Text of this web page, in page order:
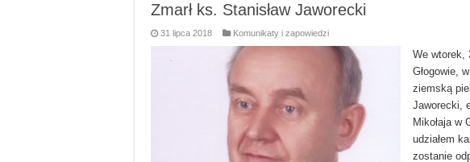
Zmarł ks. Stanisław Jaworecki
31 lipca 2018 Komunikaty i zapowiedzi
We wtorek,
Głogowie,
ziemską
Jaworecki,
Mikołaja w
udziałem
zostanie